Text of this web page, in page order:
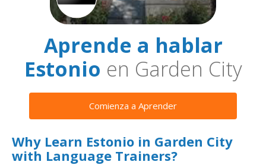
Aprende a hablar
Estonio en Garden City
Comienza a Aprender
Why Learn Estonio in Garden City
with Language Trainers?